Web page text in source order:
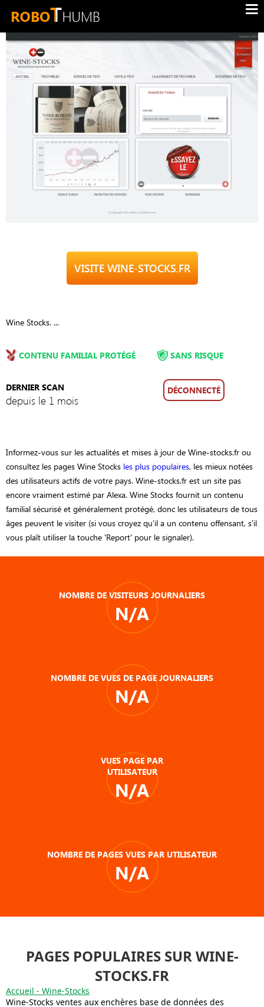
VISITE WINE-STOCKS.FR
Wine Stocks. ...
CONTENU FAMILIAL PROTÉGÉ
DERNIER SCAN
depuis le 1 mois
SANS RISQUE
DÉCONNECTÉ
Informez-vous sur les actualités et mises à jour de Wine-stocks.fr ou
consultez les pages Wine Stocks les plus populaires, les mieux notées
des utilisateurs actifs de votre pays. Wine-stocks.fr est un site pas
encore vraiment estimé par Alexa. Wine Stocks fournit un contenu
familial sécurisé et généralement protégé, donc les utilisateurs de tous
âges peuvent le visiter (si vous croyez qu'il a un contenu offensant, s'il
vous plaît utiliser la touche 'Report' pour le signaler).
NOMBRE DE VISITEURS JOURNALIERS
N/A
NOMBRE DE VUES DE PAGE JOURNALIERS
N/A
VUES PAGE PAR
UTILISATEUR
N/A
NOMBRE DE PAGES VUES PAR UTILISATEUR
N/A
PAGES POPULAIRES SUR WINE-
STOCKS.FR
Accueil - Wine-Stocks
Wine-Stocks ventes aux enchères base de données des